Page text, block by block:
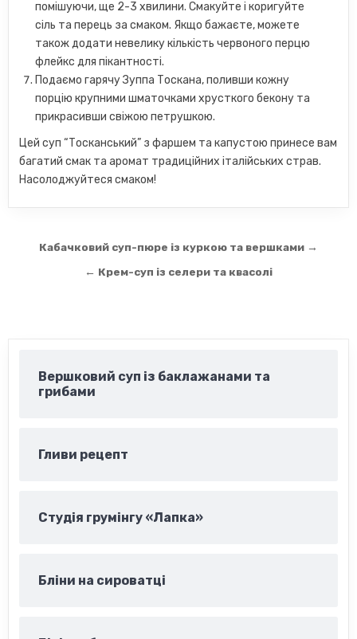
помішуючи, ще 2-3 хвилини. Смакуйте і коригуйте
сіль та перець за смаком. Якщо бажаєте, можете
також додати невелику кількість червоного перцю
флейкс для пікантності.
Подаємо гарячу Зуппа Тоскана, поливши кожну
порцію крупними шматочками хрусткого бекону та
прикрасивши свіжою петрушкою.
Цей суп “Тосканський” з фаршем та капустою принесе вам
багатий смак та аромат традиційних італійських страв.
Насолоджуйтеся смаком!
Навігація
записів
Кабачковий суп-пюре із куркою та вершками →
← Крем-суп із селери та квасолі
Вершковий суп із баклажанами та
грибами
Гливи рецепт
Студія грумінгу «Лапка»
Бліни на сироватці